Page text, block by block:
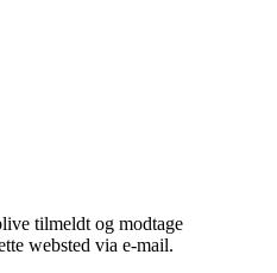
tilmeldt og modtage
websted via e-mail.